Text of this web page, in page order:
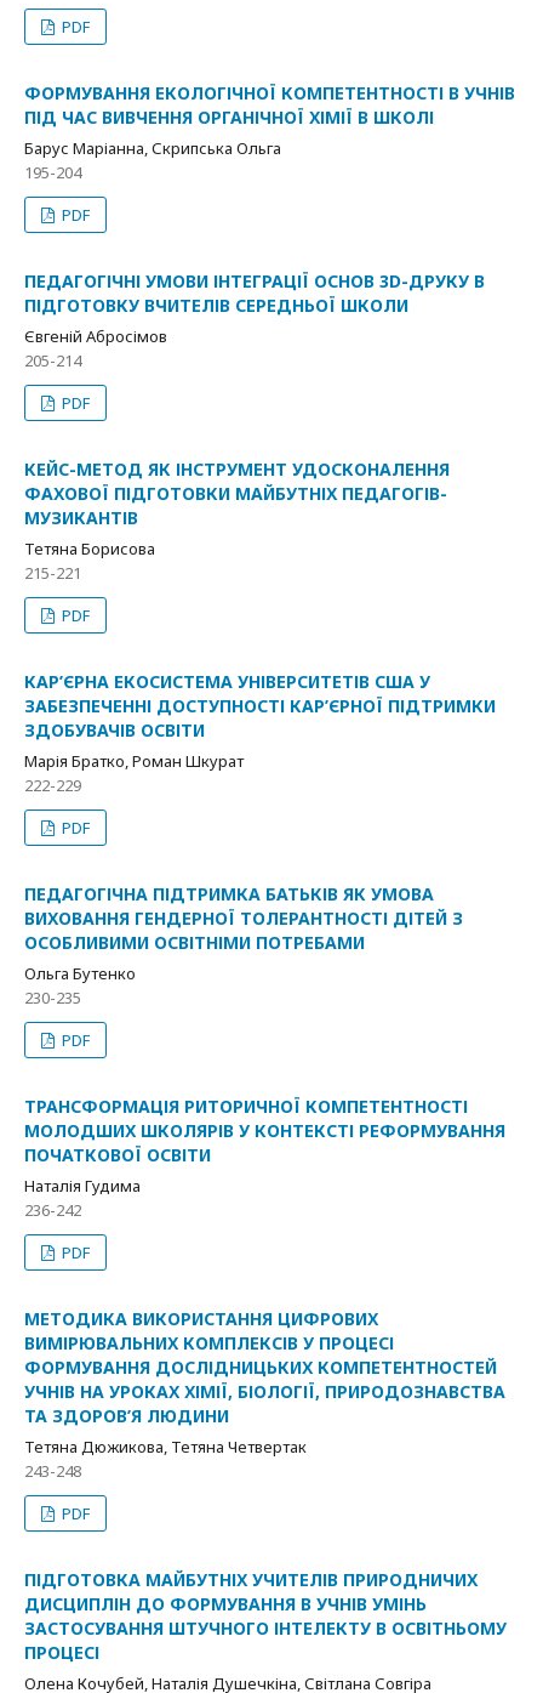
PDF
ФОРМУВАННЯ ЕКОЛОГІЧНОЇ КОМПЕТЕНТНОСТІ В УЧНІВ
ПІД ЧАС ВИВЧЕННЯ ОРГАНІЧНОЇ ХІМІЇ В ШКОЛІ
Барус Маріанна, Скрипська Ольга
195-204
PDF
ПЕДАГОГІЧНІ УМОВИ ІНТЕГРАЦІЇ ОСНОВ 3D-ДРУКУ В
ПІДГОТОВКУ ВЧИТЕЛІВ СЕРЕДНЬОЇ ШКОЛИ
Євгеній Абросімов
205-214
PDF
КЕЙС-МЕТОД ЯК ІНСТРУМЕНТ УДОСКОНАЛЕННЯ
ФАХОВОЇ ПІДГОТОВКИ МАЙБУТНІХ ПЕДАГОГІВ-
МУЗИКАНТІВ
Тетяна Борисова
215-221
PDF
КАР’ЄРНА ЕКОСИСТЕМА УНІВЕРСИТЕТІВ США У
ЗАБЕЗПЕЧЕННІ ДОСТУПНОСТІ КАР’ЄРНОЇ ПІДТРИМКИ
ЗДОБУВАЧІВ ОСВІТИ
Марія Братко, Роман Шкурат
222-229
PDF
ПЕДАГОГІЧНА ПІДТРИМКА БАТЬКІВ ЯК УМОВА
ВИХОВАННЯ ГЕНДЕРНОЇ ТОЛЕРАНТНОСТІ ДІТЕЙ З
ОСОБЛИВИМИ ОСВІТНІМИ ПОТРЕБАМИ
Ольга Бутенко
230-235
PDF
ТРАНСФОРМАЦІЯ РИТОРИЧНОЇ КОМПЕТЕНТНОСТІ
МОЛОДШИХ ШКОЛЯРІВ У КОНТЕКСТІ РЕФОРМУВАННЯ
ПОЧАТКОВОЇ ОСВІТИ
Наталія Гудима
236-242
PDF
МЕТОДИКА ВИКОРИСТАННЯ ЦИФРОВИХ
ВИМІРЮВАЛЬНИХ КОМПЛЕКСІВ У ПРОЦЕСІ
ФОРМУВАННЯ ДОСЛІДНИЦЬКИХ КОМПЕТЕНТНОСТЕЙ
УЧНІВ НА УРОКАХ ХІМІЇ, БІОЛОГІЇ, ПРИРОДОЗНАВСТВА
ТА ЗДОРОВ’Я ЛЮДИНИ
Тетяна Дюжикова, Тетяна Четвертак
243-248
PDF
ПІДГОТОВКА МАЙБУТНІХ УЧИТЕЛІВ ПРИРОДНИЧИХ
ДИСЦИПЛІН ДО ФОРМУВАННЯ В УЧНІВ УМІНЬ
ЗАСТОСУВАННЯ ШТУЧНОГО ІНТЕЛЕКТУ В ОСВІТНЬОМУ
ПРОЦЕСІ
Олена Кочубей, Наталія Душечкіна, Світлана Совгіра